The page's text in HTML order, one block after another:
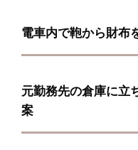
電車内で鞄から財布
元勤務先の倉庫に立
案